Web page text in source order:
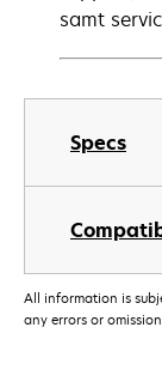
Specs
samt
All information is
any errors or